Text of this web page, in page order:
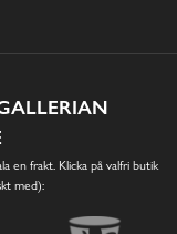
en frakt. Klicka på valfri butik
med):